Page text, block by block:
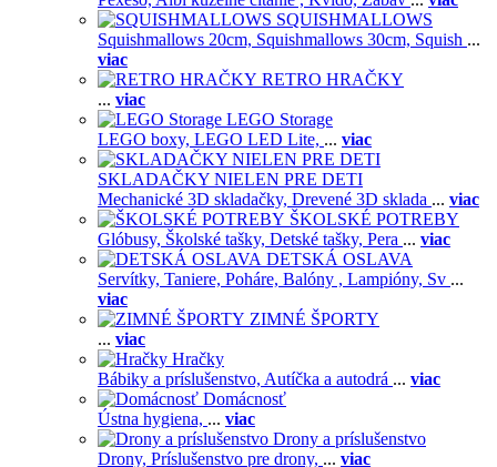
SQUISHMALLOWS
Squishmallows 20cm, Squishmallows 30cm, Squish ...
viac
RETRO HRAČKY
... viac
LEGO Storage
LEGO boxy, LEGO LED Lite, ... viac
SKLADAČKY NIELEN PRE DETI
Mechanické 3D skladačky, Drevené 3D sklada ... viac
ŠKOLSKÉ POTREBY
Glóbusy, Školské tašky, Detské tašky, Pera ... viac
DETSKÁ OSLAVA
Servítky, Taniere, Poháre, Balóny , Lampióny, Sv ...
viac
ZIMNÉ ŠPORTY
... viac
Hračky
Bábiky a príslušenstvo, Autíčka a autodrá ... viac
Domácnosť
Ústna hygiena, ... viac
Drony a príslušenstvo
Drony, Príslušenstvo pre drony, ... viac